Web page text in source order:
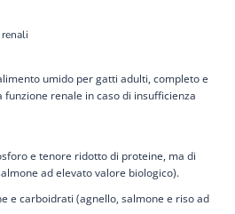
umido per gatti adulti, completo e
renale in caso di insufficienza
e tenore ridotto di proteine, ma di
ad elevato valore biologico).
e carboidrati (agnello, salmone e riso ad